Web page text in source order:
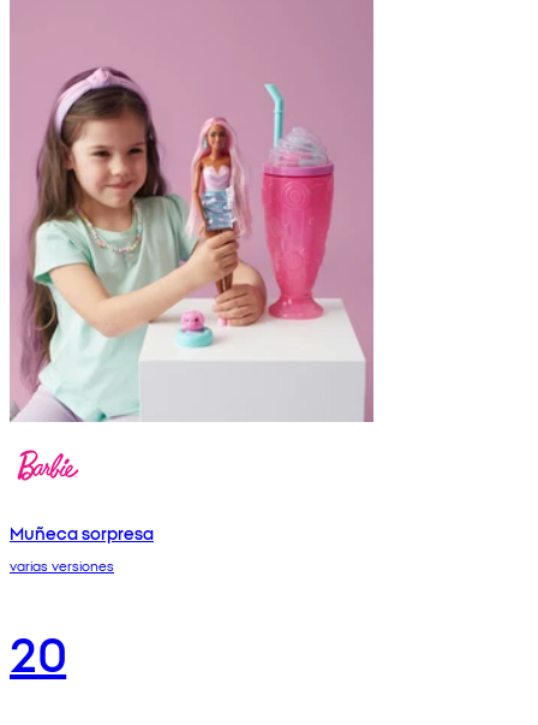
Muñeca sorpresa
varias versiones
20